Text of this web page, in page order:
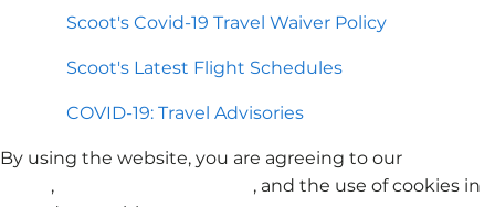
Scoot's Covid-19 Travel Waiver Policy
Scoot's Latest Flight Schedules
COVID-19: Travel Advisories
By using the website, you are agreeing to our
,
, and the use of cookies in